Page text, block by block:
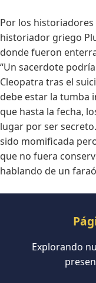
Por los
historiador griego
donde fueron
“Un sacerdote
Cleopatra tras el
debe estar la tumba
que hasta la fecha,
lugar por ser
sido momificada
que no fuera
hablando de un
Explorando